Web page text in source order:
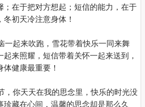
；在于把对方想起；短信的能力，在于
初天冷注意身体！
一起来吹跑，雪花带着快乐一同来舞
起来照耀，短信带着关怀一起来送到，
健康最重要！
，你天天在我的思念里，快乐的时光没
珍藏在心间，温馨的思念却是那么久